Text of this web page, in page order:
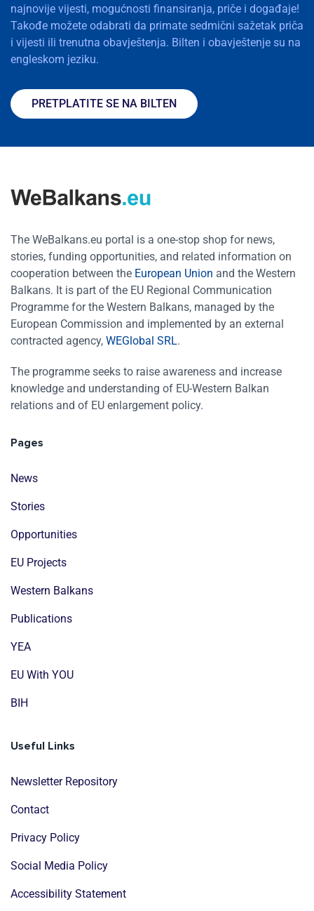
najnovije vijesti, mogućnosti finansiranja, priče i događaje!
Takođe možete odabrati da primate sedmični sažetak priča
i vijesti ili trenutna obavještenja. Bilten i obavještenje su na
engleskom jeziku.
PRETPLATITE SE NA BILTEN
The WeBalkans.eu portal is a one-stop shop for news,
stories, funding opportunities, and related information on
cooperation between the European Union and the Western
Balkans. It is part of the EU Regional Communication
Programme for the Western Balkans, managed by the
European Commission and implemented by an external
contracted agency, WEGlobal SRL.
The programme seeks to raise awareness and increase
knowledge and understanding of EU-Western Balkan
relations and of EU enlargement policy.
Pages
News
Stories
Opportunities
EU Projects
Western Balkans
Publications
YEA
EU With YOU
BIH
Useful Links
Newsletter Repository
Contact
Privacy Policy
Social Media Policy
Accessibility Statement